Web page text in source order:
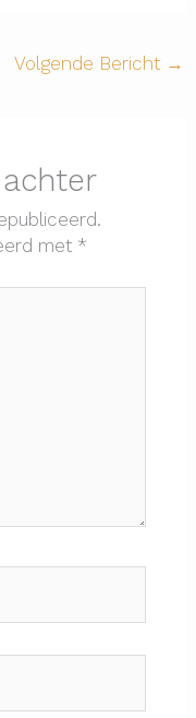
Volgende Bericht →
met *